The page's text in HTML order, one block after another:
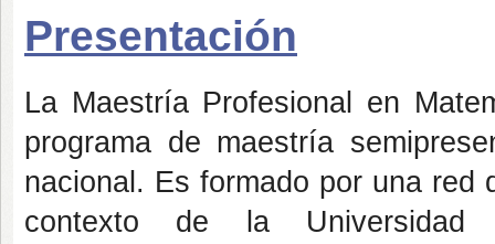
Presentación
La Maestría Profesional en
programa de maestría
nacional. Es formado por una red
contexto de la